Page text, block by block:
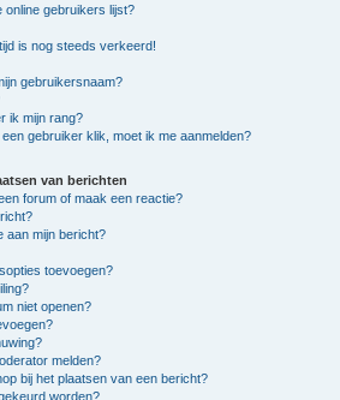
online gebruikers lijst?
is nog steeds verkeerd!
gebruikersnaam?
ik mijn rang?
gebruiker klik, moet ik me aanmelden?
van berichten
forum of maak een reactie?
aan mijn bericht?
toevoegen?
niet openen?
melden?
bij het plaatsen van een bericht?
worden?